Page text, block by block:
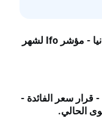
Ifo لشهر
- قرار سعر الفائدة -
الحالي.